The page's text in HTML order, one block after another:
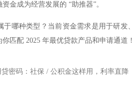
金成为经营发展的 “助推器”。
哪种类型？当前资金需求是用于研发、
匹配 2025 年最优贷款产品和申请通道！
贷密码：社保 / 公积金这样用，利率直降